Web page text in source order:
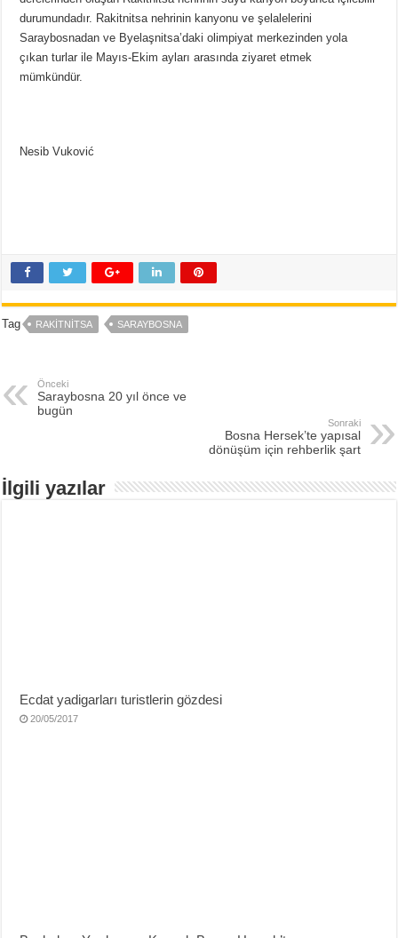
durumundadır. Rakitnitsa nehrinin kanyonu ve şelalelerini
Saraybosnadan ve Byelaşnitsa’daki olimpiyat merkezinden yola
çıkan turlar ile Mayıs-Ekim ayları arasında ziyaret etmek
mümkündür.
Nesib Vuković
Tag RAKITNITSA SARAYBOSNA
Önceki
Saraybosna 20 yıl önce ve
bugün
Sonraki
Bosna Hersek’te yapısal
dönüşüm için rehberlik şart
İlgili yazılar
Ecdat yadigarları turistlerin gözdesi
20/05/2017